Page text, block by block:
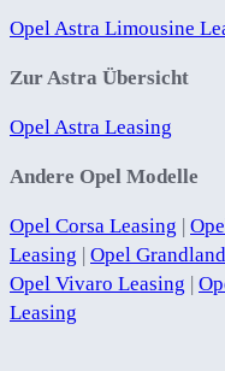
Opel Astra Limousine
Zur Astra Übersicht
Opel Astra Leasing
Andere Opel Modelle
Opel Corsa Leasing |
Leasing | Opel
Opel Vivaro Leasing |
Leasing